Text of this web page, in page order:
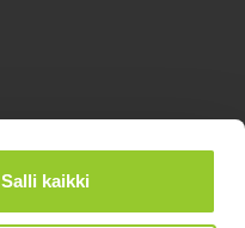
Salli kaikki